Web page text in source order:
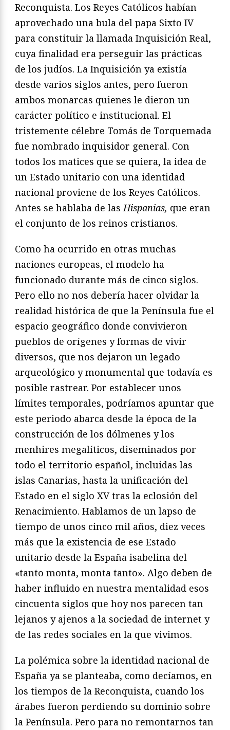
Reconquista. Los Reyes Católicos habían
aprovechado una bula del papa Sixto IV
para constituir la llamada Inquisición Real,
cuya finalidad era perseguir las prácticas
de los judíos. La Inquisición ya existía
desde varios siglos antes, pero fueron
ambos monarcas quienes le dieron un
carácter político e institucional. El
tristemente célebre Tomás de Torquemada
fue nombrado inquisidor general. Con
todos los matices que se quiera, la idea de
un Estado unitario con una identidad
nacional proviene de los Reyes Católicos.
Antes se hablaba de lasHispanias, que eran
el conjunto de los reinos cristianos.
Como ha ocurrido en otras muchas
naciones europeas, el modelo ha
funcionado durante más de cinco siglos.
Pero ello no nos debería hacer olvidar la
realidad histórica de que la Península fue el
espacio geográfico donde convivieron
pueblos de orígenes y formas de vivir
diversos, que nos dejaron un legado
arqueológico y monumental que todavía es
posible rastrear. Por establecer unos
límites temporales, podríamos apuntar que
este periodo abarca desde la época de la
construcción de los dólmenes y los
menhires megalíticos, diseminados por
todo el territorio español, incluidas las
islas Canarias, hasta la unificación del
Estado en el siglo XV tras la eclosión del
Renacimiento. Hablamos de un lapso de
tiempo de unos cinco mil años, diez veces
más que la existencia de ese Estado
unitario desde la España isabelina del
«tanto monta, monta tanto». Algo deben de
haber influido en nuestra mentalidad esos
cincuenta siglos que hoy nos parecen tan
lejanos y ajenos a la sociedad de internet y
de las redes sociales en la que vivimos.
La polémica sobre la identidad nacional de
España ya se planteaba, como decíamos, en
los tiempos de la Reconquista, cuando los
árabes fueron perdiendo su dominio sobre
la Península. Pero para no remontarnos tan